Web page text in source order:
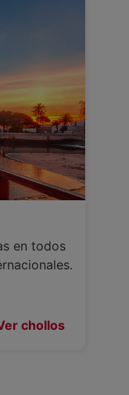
en todos
chollos